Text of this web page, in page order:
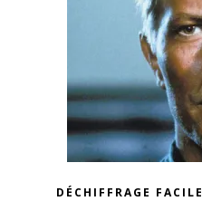
DÉCHIFFRAGE FACILE